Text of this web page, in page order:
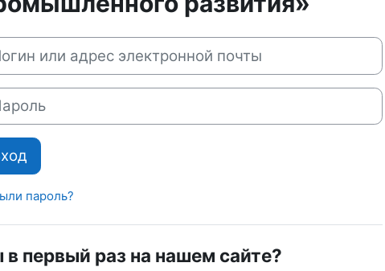
и перейти к созданию новой учетной записи
или адрес электронной почты
пароль?
в первый раз на нашем сайте?